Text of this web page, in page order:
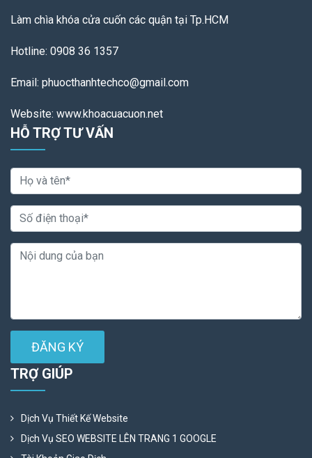
Làm chìa khóa cửa cuốn các quận tại Tp.HCM
Hotline: 0908 36 1357
Email: phuocthanhtechco@gmail.com
Website: www.khoacuacuon.net
HỖ TRỢ TƯ VẤN
ĐĂNG KÝ
TRỢ GIÚP
Dịch Vụ Thiết Kế Website
Dịch Vụ SEO WEBSITE LÊN TRANG 1 GOOGLE